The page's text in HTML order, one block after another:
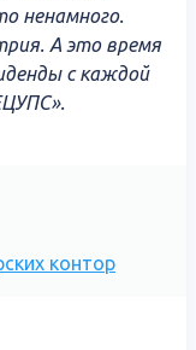
ненамного.
А это время
с каждой
контор